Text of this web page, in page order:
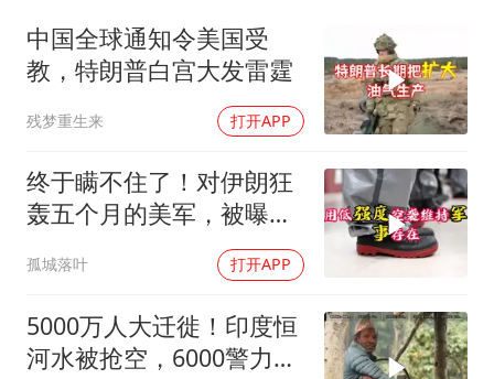
中国全球通知令美国受
教，特朗普白宫大发雷霆
残梦重生来 打开APP
终于瞒不住了！对伊朗狂
轰五个月的美军，被曝出
孤城落叶 打开APP
5000万人大迁徙！印度恒
河水被抢空，6000警力全